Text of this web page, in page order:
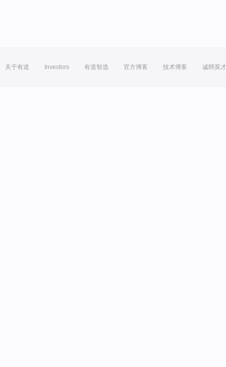
关于有道 Investors 有道智选 官方博客 技术博客 诚聘英才